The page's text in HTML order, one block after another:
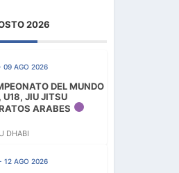
2026
09 AGO 2026
DEL MUNDO
U18, JIU JITSU
ARABES
DHABI
12 AGO 2026